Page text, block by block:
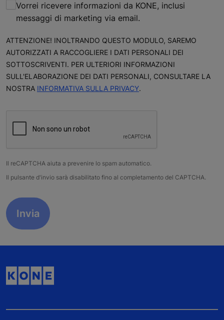
Vorrei ricevere informazioni da KONE, inclusi
messaggi di marketing via email.
ATTENZIONE! INOLTRANDO QUESTO MODULO, SAREMO
AUTORIZZATI A RACCOGLIERE I DATI PERSONALI DEI
SOTTOSCRIVENTI. PER ULTERIORI INFORMAZIONI
SULL'ELABORAZIONE DEI DATI PERSONALI, CONSULTARE LA
NOSTRA INFORMATIVA SULLA PRIVACY.
Il reCAPTCHA aiuta a prevenire lo spam automatico.
Il pulsante d'invio sarà disabilitato fino al completamento del CAPTCHA.